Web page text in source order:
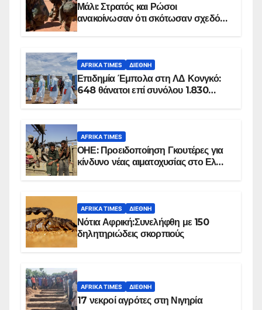
Μάλι: Στρατός και Ρώσοι
ανακοίνωσαν ότι σκότωσαν σχεδόν
AFRIKA TIMES ΔΙΕΘΝΉ
Επιδημία Έμπολα στη ΛΔ Κονγκό:
648 θάνατοι επί συνόλου 1.830
AFRIKA TIMES
ΟΗΕ: Προειδοποίηση Γκουτέρες για
κίνδυνο νέας αιματοχυσίας στο Ελ
AFRIKA TIMES ΔΙΕΘΝΉ
Νότια Αφρική:Συνελήφθη με 150
δηλητηριώδεις σκορπιούς
AFRIKA TIMES ΔΙΕΘΝΉ
17 νεκροί αγρότες στη Νιγηρία